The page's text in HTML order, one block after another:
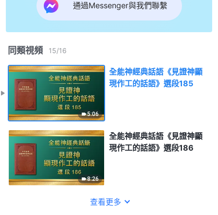
通過Messenger與我們聯繫
同類視頻 15/16
5:06
全能神經典話語《見證神顯
現作工的話語》選段185
8:26
全能神經典話語《見證神顯
現作工的話語》選段186
查看更多